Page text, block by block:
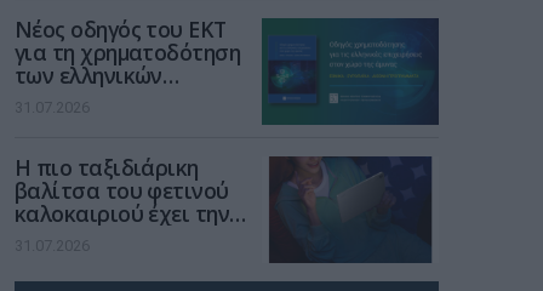
Νέος οδηγός του ΕΚΤ
για τη χρηματοδότηση
των ελληνικών
επιχειρήσεων στον
χώρο της άμυνας
31.07.2026
Η πιο ταξιδιάρικη
βαλίτσα του φετινού
καλοκαιριού έχει την
υπογραφή της Xiaomi
31.07.2026